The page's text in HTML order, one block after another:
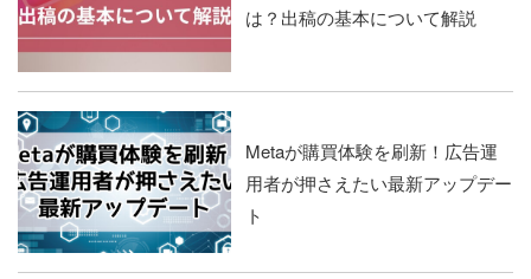
は？出稿の基本について解説
Metaが購買体験を刷新！広告運
用者が押さえたい最新アップデー
ト